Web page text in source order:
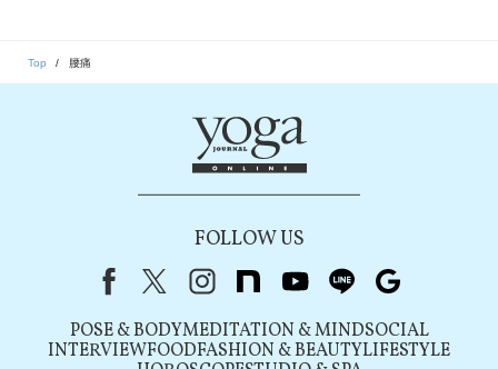
Top 腰痛
FOLLOW US
FacebookX（旧Twitter）
instagram
note youtubeline
POSE & BODYMEDITATION & MINDSOCIAL
INTERVIEWFOODFASHION & BEAUTYLIFESTYLE